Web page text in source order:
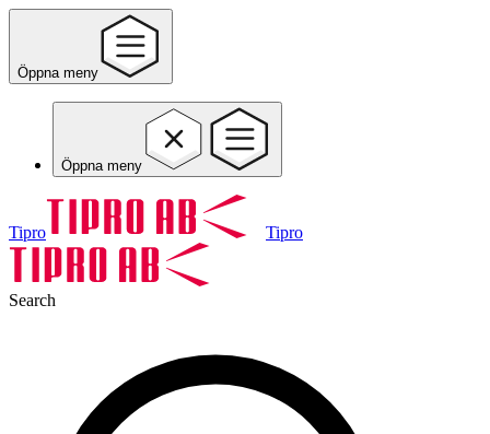
Öppna meny
Öppna meny
Tipro Tipro
Search